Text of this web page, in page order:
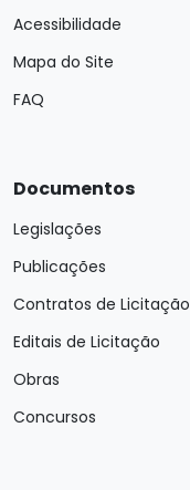
Acessibilidade
Mapa do Site
FAQ
Documentos
Legislações
Publicações
Contratos de Licitação
Editais de Licitação
Obras
Concursos